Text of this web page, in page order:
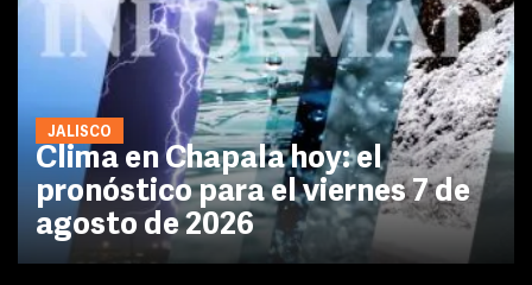
JALISCO
Clima en Chapala hoy: el
pronóstico para el viernes 7 de
agosto de 2026